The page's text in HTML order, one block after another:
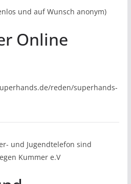
und auf Wunsch anonym)
Online
reden/superhands-
und Jugendtelefon sind
Kummer e.V